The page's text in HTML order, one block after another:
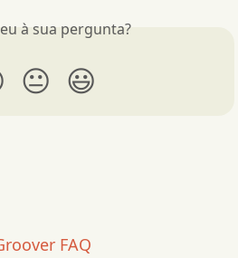
à sua pergunta?
😐 😃